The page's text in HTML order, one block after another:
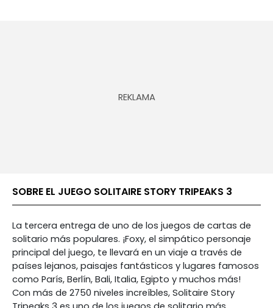
SOBRE EL JUEGO SOLITAIRE STORY TRIPEAKS 3
La tercera entrega de uno de los juegos de cartas de
solitario más populares. ¡Foxy, el simpático personaje
principal del juego, te llevará en un viaje a través de
países lejanos, paisajes fantásticos y lugares famosos
como París, Berlín, Bali, Italia, Egipto y muchos más!
Con más de 2750 niveles increíbles, Solitaire Story